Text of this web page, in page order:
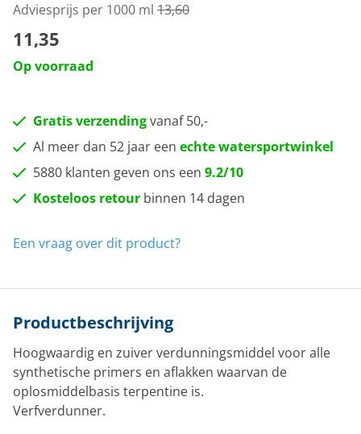
Adviesprijs per 1000 ml 13,60
11,35
Op voorraad
Gratis verzendingvanaf 50,-
Al meer dan 52 jaar een echte watersportwinkel
5880 klanten geven ons een 9.2/10
Kosteloos retour binnen 14 dagen
Een vraag over dit product?
Productbeschrijving
Hoogwaardig en zuiver verdunningsmiddel voor alle
synthetische primers en aflakken waarvan de
oplosmiddelbasis terpentine is.
Verfverdunner.